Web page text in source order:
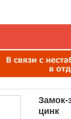
Замок-
цинк